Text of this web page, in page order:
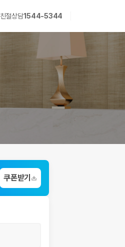
친절상담1544-5344
쿠폰받기